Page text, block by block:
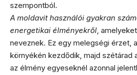
szempontból.
A moldavit használói gyakran
energetikai élményekről,
neveznek. Ez egy melegségi érzet,
környékén kezdődik, majd szétárad
az élmény egyeseknél azonnal